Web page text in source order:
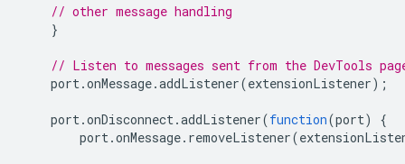
// other message handling
}
// Listen to messages sent from the DevTools
port.onMessage.addListener(extensionListener);
port.onDisconnect.addListener(function(port)
{
port.onMessage. removeListener(